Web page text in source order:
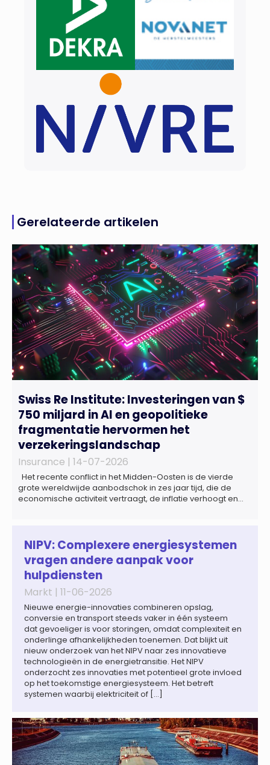
Gerelateerde artikelen
Swiss Re Institute: Investeringen van $
750 miljard in AI en geopolitieke
fragmentatie hervormen het
verzekeringslandschap
Insurance | 14-07-2026
Het recente conflict in het Midden-Oosten is de vierde
grote wereldwijde aanbodschok in zes jaar tijd, die de
economische activiteit vertraagt, de inflatie verhoogt en
wereldwijd naar verwachting afnemen tot 1,3% in reële
termen in […]
NIPV: Complexere energiesystemen
vragen andere aanpak voor
hulpdiensten
Markt | 11-06-2026
Nieuwe energie-innovaties combineren opslag,
conversie en transport steeds vaker in één systeem
dat gevoeliger is voor storingen, omdat complexiteit en
onderlinge afhankelijkheden toenemen. Dat blijkt uit
nieuw onderzoek van het NIPV naar zes innovatieve
technologieën in de energietransitie. Het NIPV
onderzocht zes innovaties met potentieel grote invloed
op het toekomstige energiesysteem. Het betreft
systemen waarbij elektriciteit of […]